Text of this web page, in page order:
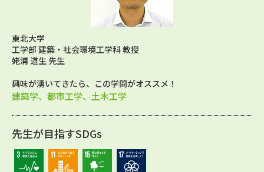
東北大学
工学部 建築・社会環境工学科 教授
姥浦 道生 先生
興味が湧いてきたら、この学問がオススメ！
建築学、都市工学、土木工学
先生が目指すSDGs